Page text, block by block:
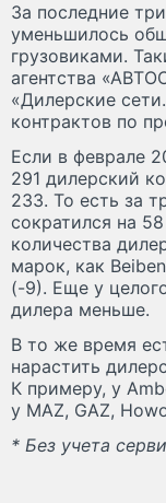
За последние
уменьшилось
грузовиками.
агентства
«Дилерские
контрактов по
Если в феврале
291 дилерский
233. То есть за
сократился на
количества
марок, как
(-9). Еще у
дилера меньше.
В то же время
нарастить
К примеру, у
у MAZ, GAZ,
* Без учета